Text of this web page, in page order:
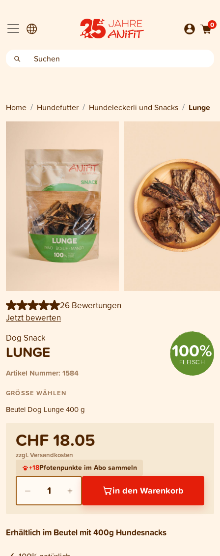
0
Home Hundefutter Hundeleckerli und Snacks Lunge
26 Bewertungen
Jetzt bewerten
Dog Snack
LUNGE
Artikel Nummer: 1584
100%
FLEISCH
GRÖSSE WÄHLEN
Beutel Dog Lunge 400 g
CHF 18.05
zzgl. Versandkosten
+18Pfotenpunkte im Abo sammeln
− 1 + in den Warenkorb
Erhältlich im Beutel mit 400g Hundesnacks